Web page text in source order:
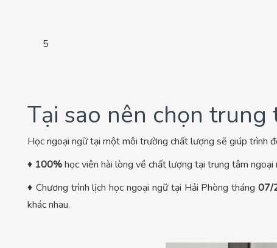
5
Tại sao nên chọn trung
Học ngoại ngữ tại một môi trường chất lượng sẽ giúp trình
♦ 100%học viên hài lòng về chất lượng tại trung tâm ngoại
♦ Chương trình lịch học ngoại ngữ tại Hải Phòng tháng 07/
khác nhau.